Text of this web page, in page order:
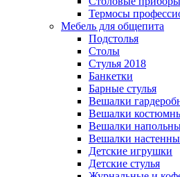
Термосы
Мебель для общепита
Подстолья
Столы
Стулья 2018
Банкетки
Барные стулья
Вешалки
Вешалки
Вешалки
Вешалки
Детские игрушки
Детские стулья